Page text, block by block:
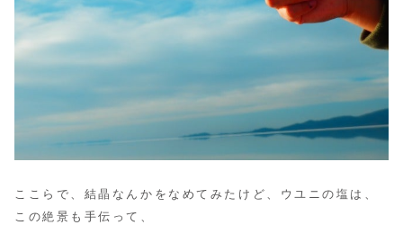
ここらで、結晶なんかをなめてみたけど、ウユニの塩は、
この絶景も手伝って、